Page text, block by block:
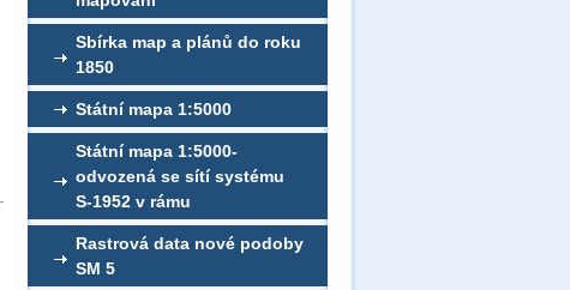
Sbírka map a plánů do roku
1850
Státní mapa 1:5000
Státní mapa 1:5000-
odvozená se sítí systému
S-1952 v rámu
Rastrová data nové podoby
SM 5